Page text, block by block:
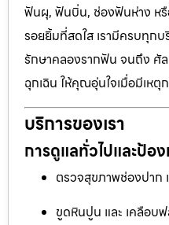
ฟันผุ, ฟันบิ่น, ช่องฟันห่าง ห
รอยยิ้มที่สดใส เรามีครบทุก
รักษาคลองรากฟัน จนถึง ศั
ฉุกเฉิน ให้คุณอุ่นใจเมื่อมีเห
บริการของเรา
การดูแลทั่วไปและป้อ
ตรวจสุขภาพช่องปาก
ขูดหินปูน และ เคลือบ